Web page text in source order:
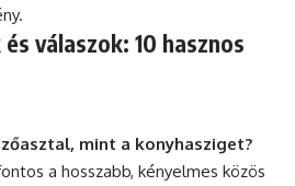
válaszok: 10 hasznos
mint a konyhasziget?
a hosszabb, kényelmes közös